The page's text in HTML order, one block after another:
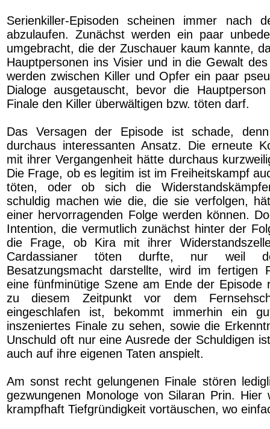
Serienkiller-Episoden scheinen immer nach
abzulaufen. Zunächst werden ein paar
umgebracht, die der Zuschauer kaum kannte,
Hauptpersonen ins Visier und in die Gewalt
werden zwischen Killer und Opfer ein paar
Dialoge ausgetauscht, bevor die
Finale den Killer überwältigen bzw. töten darf.
Das Versagen der Episode ist schade,
durchaus interessanten Ansatz. Die erneute
mit ihrer Vergangenheit hätte durchaus
Die Frage, ob es legitim ist im Freiheitskampf
töten, oder ob sich die
schuldig machen wie die, die sie verfolgen,
einer hervorragenden Folge werden können.
Intention, die vermutlich zunächst hinter der
die Frage, ob Kira mit ihrer
Cardassianer töten durfte, nur weil
Besatzungsmacht darstellte, wird im fertigen
eine fünfminütige Szene am Ende der Episode
zu diesem Zeitpunkt vor dem
eingeschlafen ist, bekommt immerhin ein
inszeniertes Finale zu sehen, sowie die
Unschuld oft nur eine Ausrede der Schuldigen
auch auf ihre eigenen Taten anspielt.
Am sonst recht gelungenen Finale stören
gezwungenen Monologe von Silaran Prin. Hier
krampfhaft Tiefgründigkeit vortäuschen, wo